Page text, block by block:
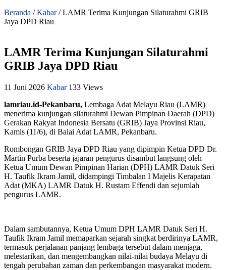
Beranda / Kabar / LAMR Terima Kunjungan Silaturahmi GRIB
Jaya DPD Riau
LAMR Terima Kunjungan Silaturahmi
GRIB Jaya DPD Riau
11 Juni 2026 Kabar 133 Views
lamriau.id-Pekanbaru, Lembaga Adat Melayu Riau (LAMR)
menerima kunjungan silaturahmi Dewan Pimpinan Daerah (DPD)
Gerakan Rakyat Indonesia Bersatu (GRIB) Jaya Provinsi Riau,
Kamis (11/6), di Balai Adat LAMR, Pekanbaru.
Rombongan GRIB Jaya DPD Riau yang dipimpin Ketua DPD Dr.
Martin Purba beserta jajaran pengurus disambut langsung oleh
Ketua Umum Dewan Pimpinan Harian (DPH) LAMR Datuk Seri
H. Taufik Ikram Jamil, didampingi Timbalan I Majelis Kerapatan
Adat (MKA) LAMR Datuk H. Rustam Effendi dan sejumlah
pengurus LAMR.
Dalam sambutannya, Ketua Umum DPH LAMR Datuk Seri H.
Taufik Ikram Jamil memaparkan sejarah singkat berdirinya LAMR,
termasuk perjalanan panjang lembaga tersebut dalam menjaga,
melestarikan, dan mengembangkan nilai-nilai budaya Melayu di
tengah perubahan zaman dan perkembangan masyarakat modern.